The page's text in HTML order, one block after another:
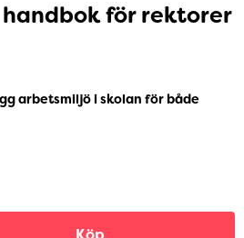
för rektorer
arbetsmiljö i skolan för både